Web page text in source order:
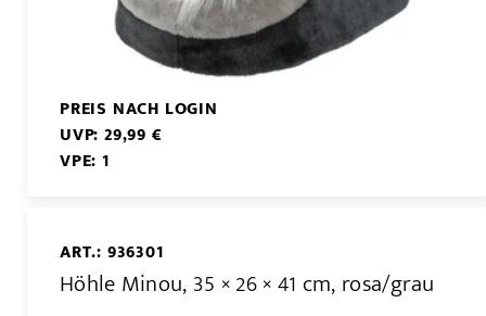
PREIS NACH LOGIN
UVP: 29,99 €
VPE: 1
ART.: 936301
Höhle Minou, 35 × 26 × 41 cm, rosa/grau